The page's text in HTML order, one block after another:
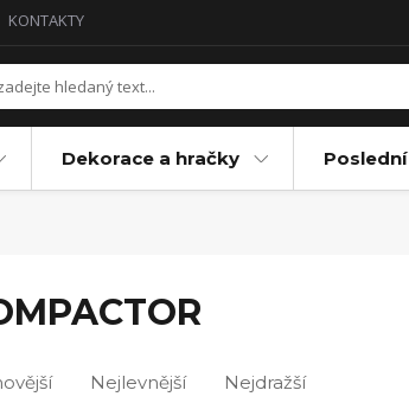
KONTAKTY
Dekorace a hračky
Nejlevnější Nejdražší